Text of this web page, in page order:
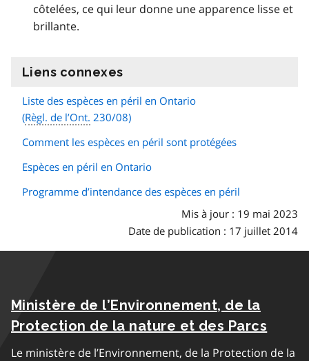
côtelées, ce qui leur donne une apparence lisse et
brillante.
Liens connexes
Liste des espèces en péril en Ontario
(Règl. de l’Ont. 230/08)
Comment les espèces en péril sont protégées
Espèces en péril en Ontario
Programme d’intendance des espèces en péril
Mis à jour : 19 mai 2023
Date de publication : 17 juillet 2014
Ministère de l’Environnement, de la
Protection de la nature et des Parcs
Le ministère de l’Environnement, de la Protection de la